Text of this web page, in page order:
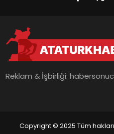
Reklam & İşbirliği:
Copyright © 2025 Tüm hakları